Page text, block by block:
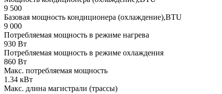
9 500
Базовая мощность кондиционера (охлаждение),BTU
9 000
Потребляемая мощность в режиме нагрева
930 Вт
Потребляемая мощность в режиме охлаждения
860 Вт
Макс. потребляемая мощность
1.34 кВт
Макс. длина магистрали (трассы)